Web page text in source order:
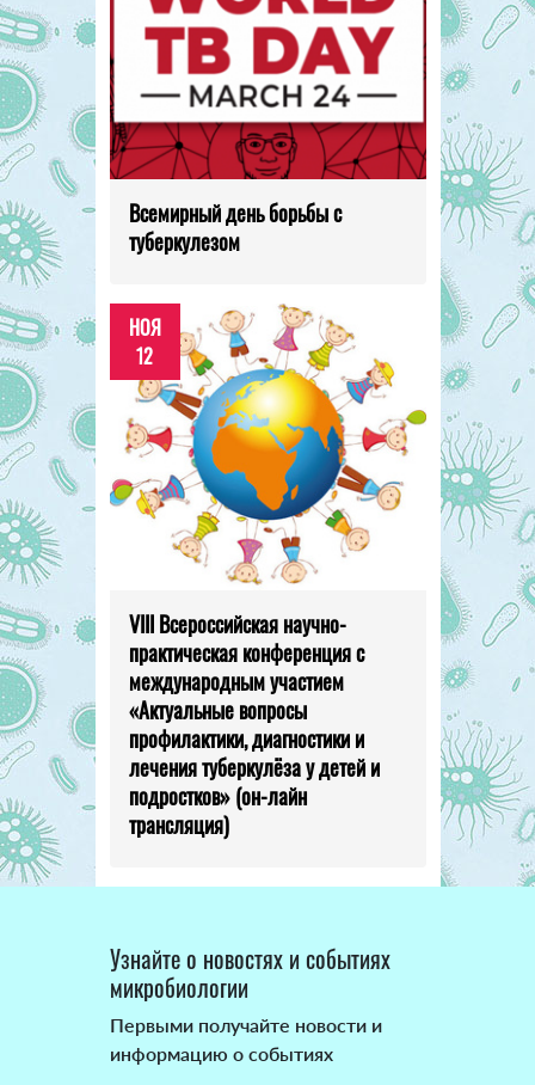
Всемирный день борьбы с
туберкулезом
НОЯ
12
VIII Всероссийская научно-
практическая конференция с
международным участием
«Актуальные вопросы
профилактики, диагностики и
лечения туберкулёза у детей и
подростков» (он-лайн
трансляция)
Узнайте о новостях и событиях
микробиологии
Первыми получайте новости и
информацию о событиях